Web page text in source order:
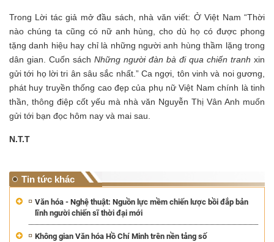
Trong Lời tác giả mở đầu sách, nhà văn viết: Ở Việt Nam “Thời
nào chúng ta cũng có nữ anh hùng, cho dù họ có được phong
tặng danh hiệu hay chỉ là những người anh hùng thầm lặng trong
dân gian. Cuốn sách Những người đàn bà đi qua chiến tranh xin
gửi tới họ lời tri ân sâu sắc nhất.” Ca ngợi, tôn vinh và noi gương,
phát huy truyền thống cao đẹp của phụ nữ Việt Nam chính là tinh
thần, thông điệp cốt yếu mà nhà văn Nguyễn Thị Vân Anh muốn
gửi tới bạn đọc hôm nay và mai sau.
N.T.T
Tin tức khác
Văn hóa - Nghệ thuật: Nguồn lực mềm chiến lược bồi đắp bản
lĩnh người chiến sĩ thời đại mới
Không gian Văn hóa Hồ Chí Minh trên nền tảng số